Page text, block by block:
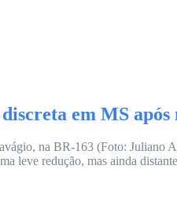
em MS após
na BR-163 (Foto: Juliano
leve redução, mas ainda